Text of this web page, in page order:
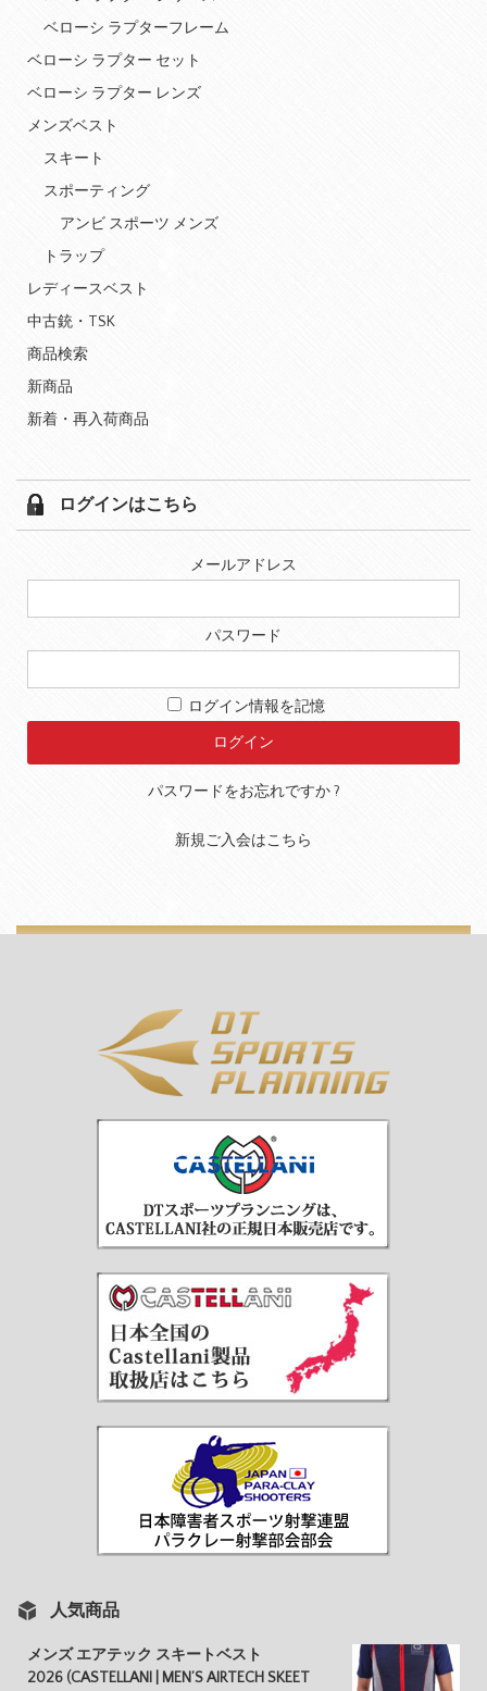
ベローシ ラプターフレーム
ベローシ ラプター セット
ベローシ ラプター レンズ
メンズベスト
スキート
スポーティング
アンビ スポーツ メンズ
トラップ
レディースベスト
中古銃・TSK
商品検索
新商品
新着・再入荷商品
ログインはこちら
メールアドレス
パスワード
ログイン情報を記憶
パスワードをお忘れですか ?
新規ご入会はこちら
人気商品
メンズ エアテック スキートベスト
2026 (CASTELLANI | MEN’S AIRTECH SKEET